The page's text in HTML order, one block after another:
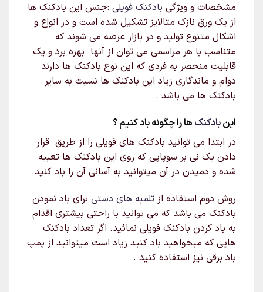
مشخصات و ویژگی بادکنک فویلی :جنس این بادکنک ها
از یک ورق نازک متالایز تشکیل شده است و در انواع و
اشکال متنوع تولید و در بازار عرضه می شوند که
متناسب با هر مراسمی می توان از آنها بهره برد و یک
قابلیت منحصر به فردی که این نوع بادکنک ها دارند
دوام و ماندگاری زیاد این بادکنک ها نسبت به سایر
بادکنک ها می باشد .
اینبادکنک ها را چگونه باد کنیم ؟
در ابتدا می توانید بادکنک های فویلی را از طریق قرار
دادن یک نی بر سوپاپی که روی این بادکنک ها تعبیه
شده و دمیدن در آن میتوانید به آسانی آن را باد کنید.
روش دوم استفاده از تلمبه های دستی برای باد نمودن
بادکنک می باشد که می توانید با راحتی بیشتری اقدام
به باد کردن بادکنک فویلی نمائید. اگر تعداد بادکنک
هایی که میخواهید باد کنید زیاد است میتوانید از پمپ
باد برقی نیز استفاده کنید .